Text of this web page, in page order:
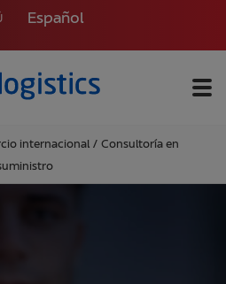
Español
internacional / Consultoría en